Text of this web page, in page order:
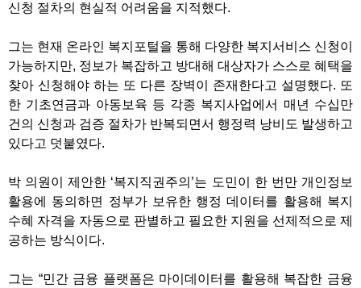
신청 절차의 현실적 어려움을 지적했다.
그는 현재 온라인 복지포털을 통해 다양한 복지서비스 신청이
가능하지만, 정보가 복잡하고 방대해 대상자가 스스로 혜택을
찾아 신청해야 하는 또 다른 장벽이 존재한다고 설명했다. 또
한 기초연금과 아동보육 등 각종 복지사업에서 매년 수십만
건의 신청과 검증 절차가 반복되면서 행정력 낭비도 발생하고
있다고 덧붙였다.
박 의원이 제안한 ‘복지직권주의’는 도민이 한 번만 개인정보
활용에 동의하면 정부가 보유한 행정 데이터를 활용해 복지
수혜 자격을 자동으로 판별하고 필요한 지원을 선제적으로 제
공하는 방식이다.
그는 “민간 금융 플랫폼은 마이데이터를 활용해 복잡한 금융